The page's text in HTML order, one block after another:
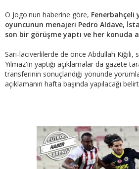
O Jogo'nun haberine göre, Fenerbahçeli
oyuncunun menajeri Pedro Aldave,
son bir görüşme yaptı ve her konuda
Sarı-laciverlilerde de önce Abdullah Kiğılı,
Yılmaz'ın yaptığı açıklamalar da gazete
transferinin sonuçlandığı yönünde
açıklamanın hafta başında yapılacağı